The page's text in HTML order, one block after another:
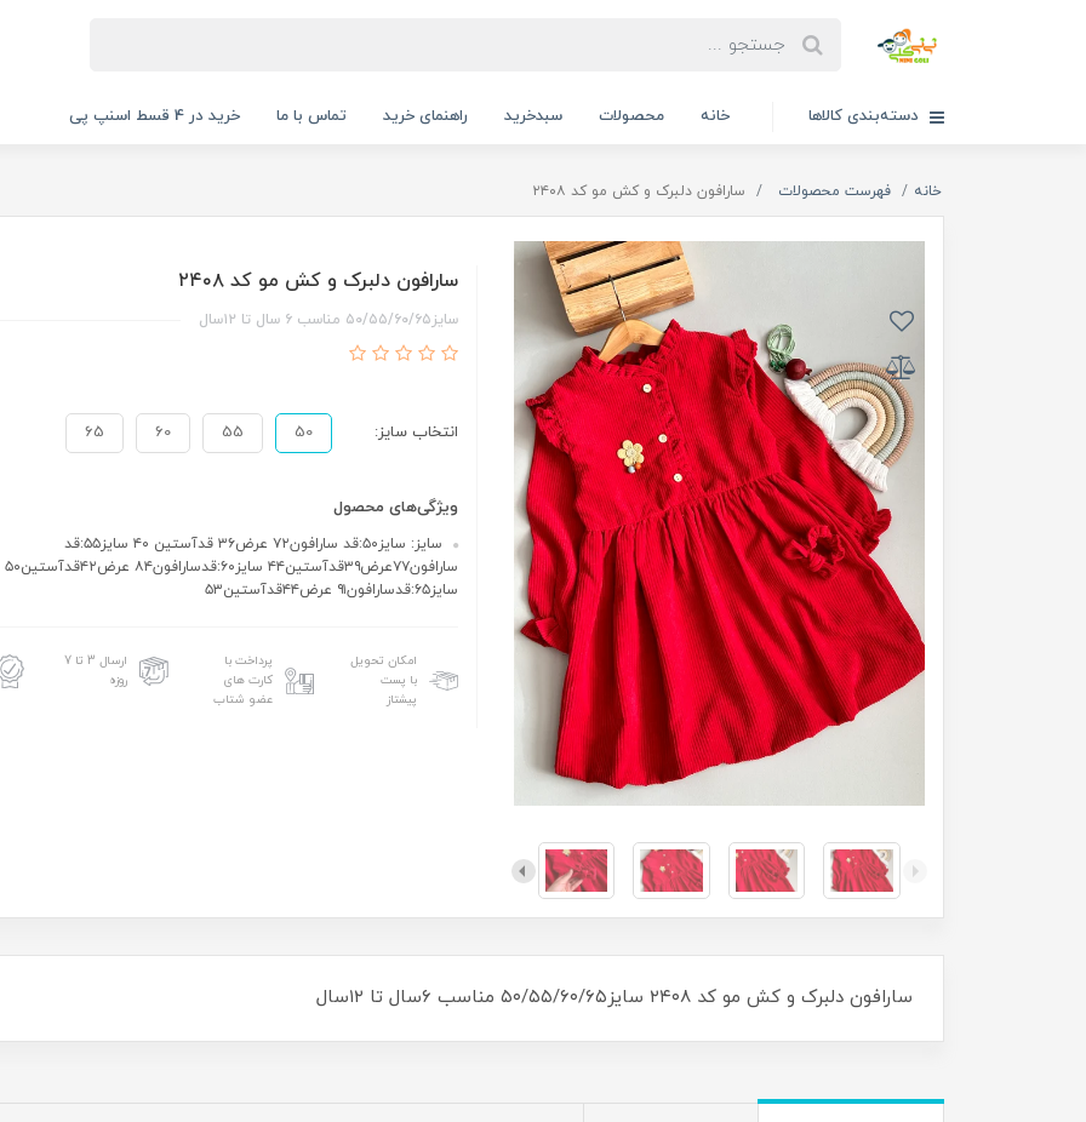
دسته‌بندی کالاها خانه محصولات سبدخرید راهنمای خرید تماس با ما خرید در 4 قسط اسنپ پی
خانه فهرست محصولات سارافون دلبرک و کش مو کد ۲۴۰۸
سارافون دلبرک و کش مو کد ۲۴۰۸
سایز۵۰/۵۵/۶۰/۶۵ مناسب ۶ سال تا ۱۲سال
انتخاب سایز: 50
55
60
65
ویژگی‌های محصول
سایز: سایز۵۰:قد سارافون۷۲ عرض۳۶ قدآستین ۴۰ سایز۵۵:قد
سارافون۷۷عرض۳۹قدآستین۴۴ سایز۶۰:قدسارافون۸۴ عرض۴۲قدآستین۵۰
سایز۶۵:قدسارافون۹۱ عرض۴۴قدآستین۵۳
امکان تحویل
با پست
پیشتاز
پرداخت با
کارت های
عضو شتاب
ارسال 3 تا 7
روزه
سارافون دلبرک و کش مو کد ۲۴۰۸ سایز۵۰/۵۵/۶۰/۶۵ مناسب ۶سال تا ۱۲سال